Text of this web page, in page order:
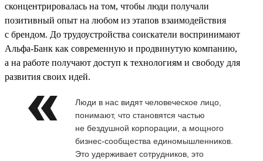
сконцентрировалась на том, чтобы люди получали
позитивный опыт на любом из этапов взаимодействия
с брендом. До трудоустройства соискатели воспринимают
Альфа-Банк как современную и продвинутую компанию,
а на работе получают доступ к технологиям и свободу для
развития своих идей.
Люди в нас видят человеческое лицо,
понимают, что становятся частью
не бездушной корпорации, а мощного
бизнес-сообщества единомышленников.
Это удерживает сотрудников, это